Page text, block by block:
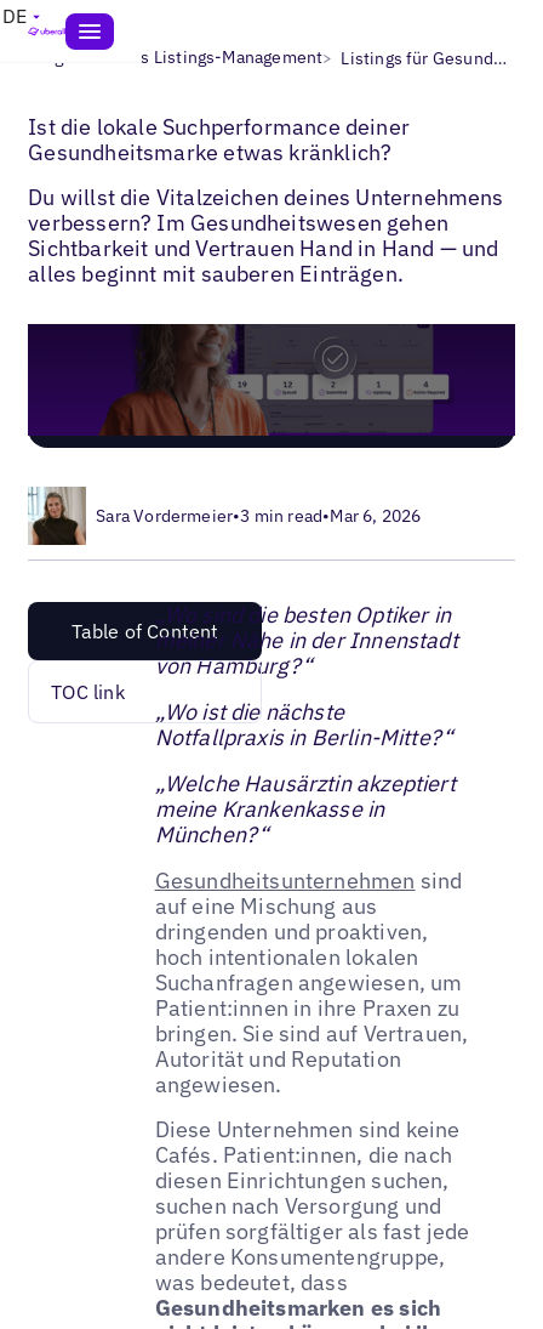
DE
Blogs> Lokales Listings-Management> Listings für Gesundheitsunternehmen
Ist die lokale Suchperformance deiner
Gesundheitsmarke etwas kränklich?
Du willst die Vitalzeichen deines Unternehmens
verbessern? Im Gesundheitswesen gehen
Sichtbarkeit und Vertrauen Hand in Hand — und
alles beginnt mit sauberen Einträgen.
Sara Vordermeier•3 min read•Mar 6, 2026
Table of Content
TOC link
„Wo sind die besten Optiker in
meiner Nähe in der Innenstadt
von Hamburg?“
„Wo ist die nächste
Notfallpraxis in Berlin-Mitte?“
„Welche Hausärztin akzeptiert
meine Krankenkasse in
München?“
Gesundheitsunternehmen sind
auf eine Mischung aus
dringenden und proaktiven,
hoch intentionalen lokalen
Suchanfragen angewiesen, um
Patient:innen in ihre Praxen zu
bringen. Sie sind auf Vertrauen,
Autorität und Reputation
angewiesen.
Diese Unternehmen sind keine
Cafés. Patient:innen, die nach
diesen Einrichtungen suchen,
suchen nach Versorgung und
prüfen sorgfältiger als fast jede
andere Konsumentengruppe,
was bedeutet, dass
Gesundheitsmarken es sich